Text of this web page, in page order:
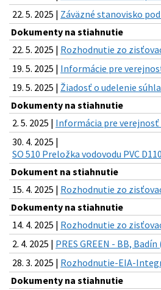
22. 5. 2025 | Záväzné stanovisko
Dokumenty na stiahnutie
22. 5. 2025 | Rozhodnutie zo
19. 5. 2025 | Informácie pre
19. 5. 2025 | Žiadosť o udelenie
Dokumenty na stiahnutie
2. 5. 2025 | Informácia pre verejnosť
30. 4. 2025 |
SO 510 Preložka vodovodu PVC
Dokument na stiahnutie
15. 4. 2025 | Rozhodnutie zo
Dokumenty na stiahnutie
14. 4. 2025 | Rozhodnutie zo
2. 4. 2025 | PRES GREEN - BB, Badín
28. 3. 2025 | Rozhodnutie-EIA-
Dokumenty na stiahnutie